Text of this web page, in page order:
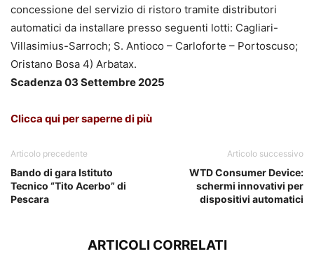
concessione del servizio di ristoro tramite distributori
automatici da installare presso seguenti lotti: Cagliari-
Villasimius-Sarroch; S. Antioco – Carloforte – Portoscuso;
Oristano Bosa 4) Arbatax.
Scadenza 03 Settembre 2025
Clicca qui per saperne di più
Articolo precedente
Bando di gara Istituto
Tecnico “Tito Acerbo” di
Pescara
Articolo successivo
WTD Consumer Device:
schermi innovativi per
dispositivi automatici
ARTICOLI CORRELATI